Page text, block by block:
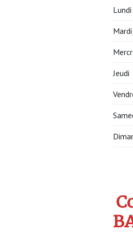
Lundi
Mardi
Jeudi